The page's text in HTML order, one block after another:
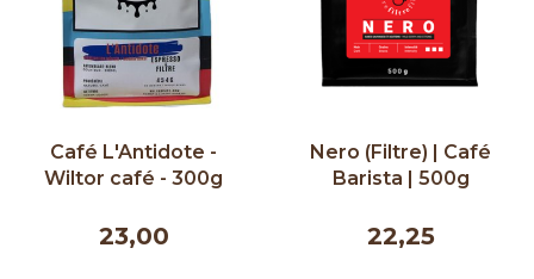
Café L'Antidote -
Wiltor café - 300g
23,00
Nero (Filtre) | Café
Barista | 500g
22,25